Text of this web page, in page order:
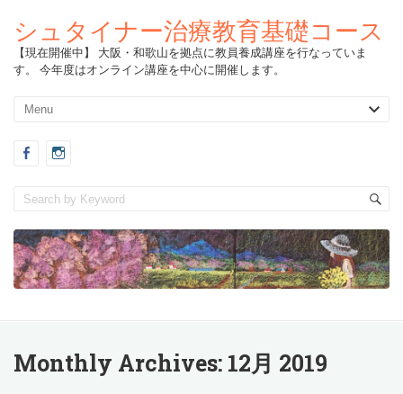
シュタイナー治療教育基礎コース
【現在開催中】 大阪・和歌山を拠点に教員養成講座を行なっていま
す。 今年度はオンライン講座を中心に開催します。
Monthly Archives: 12月 2019